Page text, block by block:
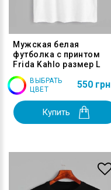
Мужская белая
футболка с принтом
Frida Kahlo размер L
ВЫБРАТЬ
ЦВЕТ
550 грн
Купить